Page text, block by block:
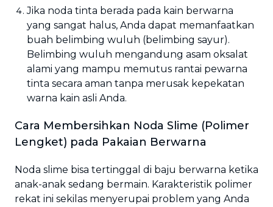
Jika noda tinta berada pada kain berwarna
yang sangat halus, Anda dapat memanfaatkan
buah belimbing wuluh (belimbing sayur).
Belimbing wuluh mengandung asam oksalat
alami yang mampu memutus rantai pewarna
tinta secara aman tanpa merusak kepekatan
warna kain asli Anda.
Cara Membersihkan Noda Slime (Polimer
Lengket) pada Pakaian Berwarna
Noda slime bisa tertinggal di baju berwarna ketika
anak-anak sedang bermain. Karakteristik polimer
rekat ini sekilas menyerupai problem yang Anda